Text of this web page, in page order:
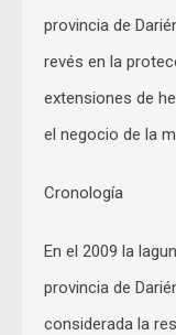
provincia de
revés en la
extensiones de
el negocio de la
Cronología
En el 2009 la
provincia de
considerada la